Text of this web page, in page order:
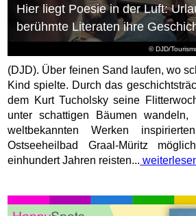
© DJD/
Hier liegt Poesie in der Luft:
berühmte Literaten ihre
(DJD). Über feinen Sand laufen, wo
Kind spielte. Durch das
dem Kurt Tucholsky seine
unter schattigen Bäumen
weltbekannten Werken
Ostseeheilbad Graal-Müritz
einhundert Jahren reisten...